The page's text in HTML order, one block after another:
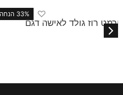
שעון מייקל קורס לאישה